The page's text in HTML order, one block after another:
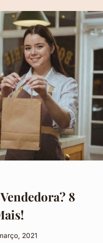
8
2021